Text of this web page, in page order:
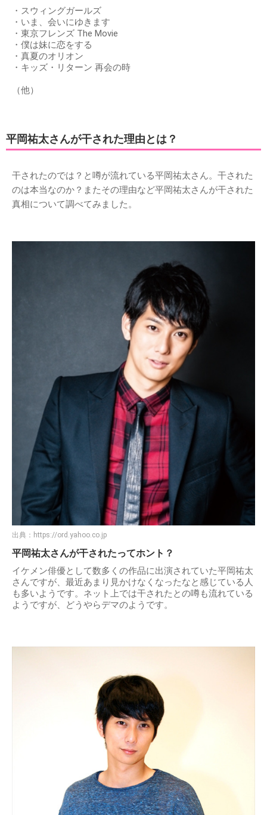
・スウィングガールズ
・いま、会いにゆきます
・東京フレンズ The Movie
・僕は妹に恋をする
・真夏のオリオン
・キッズ・リターン 再会の時
（他）
平岡祐太さんが干された理由とは？
干されたのでは？と噂が流れている平岡祐太さん。干された
のは本当なのか？またその理由など平岡祐太さんが干された
真相について調べてみました。
出典： https://ord.yahoo.co.jp
平岡祐太さんが干されたってホント？
イケメン俳優として数多くの作品に出演されていた平岡祐太
さんですが、最近あまり見かけなくなったなと感じている人
も多いようです。ネット上では干されたとの噂も流れている
ようですが、どうやらデマのようです。